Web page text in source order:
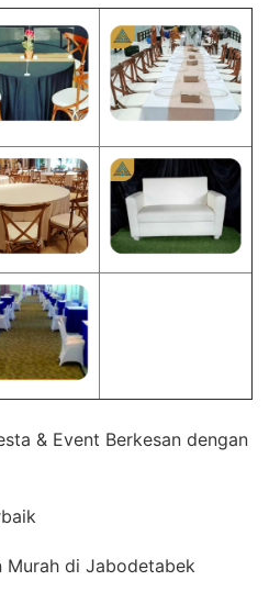
& Event Berkesan dengan
Murah di Jabodetabek